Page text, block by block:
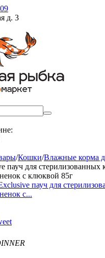
д. 3
/Кошки/Влажные корма
пауч для стерилизованных
с клюквой 85г